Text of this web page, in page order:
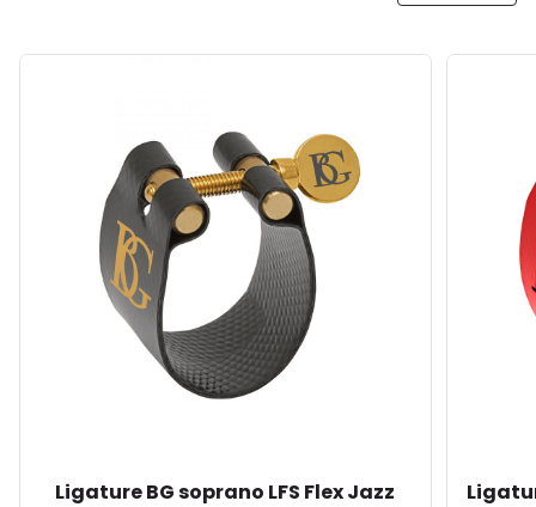
Ligature BG soprano LFS Flex Jazz